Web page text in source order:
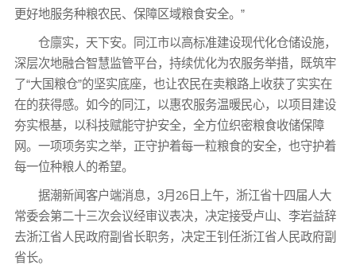
更好地服务种粮农民、保障区域粮食安全。”
仓廪实，天下安。同江市以高标准建设现代化仓储设施，
深层次地融合智慧监管平台，持续优化为农服务举措，既筑牢
了“大国粮仓”的坚实底座，也让农民在卖粮路上收获了实实在
在的获得感。如今的同江，以惠农服务温暖民心，以项目建设
夯实根基，以科技赋能守护安全，全方位织密粮食收储保障
网。一项项务实之举，正守护着每一粒粮食的安全，也守护着
每一位种粮人的希望。
据潮新闻客户端消息，3月26日上午，浙江省十四届人大
常委会第二十三次会议经审议表决，决定接受卢山、李岩益辞
去浙江省人民政府副省长职务，决定王钊任浙江省人民政府副
省长。